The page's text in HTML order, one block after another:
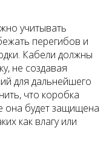
учитывать
перегибов и
Кабели должны
не создавая
для дальнейшего
что коробка
она будет защищена
как влагу или